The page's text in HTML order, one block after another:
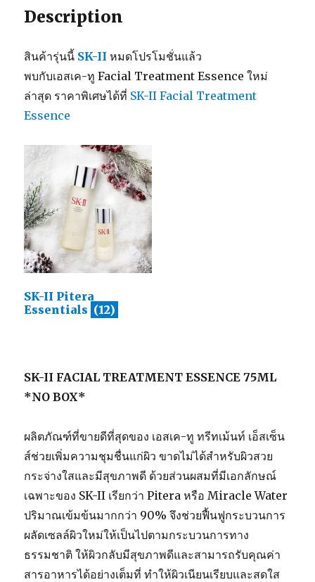
Description
สินค้ารุ่นนี้ SK-II หมดโปรโมชั่นแล้ว
พบกับเอสเค-ทู Facial Treatment Essence ใหม่
ล่าสุด ราคาพิเศษได้ที่ SK-II Facial Treatment
Essence
SK-II Pitera
Essentials (12)
SK-II FACIAL TREATMENT ESSENCE 75ML
*NO BOX*
ผลิตภัณฑ์ที่ขายดีที่สุดของ เอสเค-ทู ทรีทเม้นท์ เอ็สเซ็น
ส์ช่วยเพิ่มความชุมชื่นแก่ผิว ขาดไม่ได้สำหรับผิวสวย
กระจ่างใสและมีสุขภาพดี ด้วยส่วนผสมที่มีเอกลักษณ์
เฉพาะของ SK-II เรียกว่า Pitera หรือ Miracle Water
ปริมาณเข้มข้นมากกว่า 90% จึงช่วยฟื้นฟูกระบวนการ
ผลัดเซลล์ผิวใหม่ให้เป็นไปตามกระบวนการทาง
ธรรมชาติ ให้ผิวกลับมีสุขภาพดีและสามารถรับคุณค่า
สารอาหารได้อย่างเต็มที่ ทำให้ผิวเนียนเรียบและสดใส